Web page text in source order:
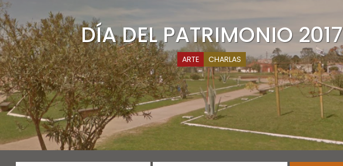
DÍA DEL PATRIMONIO 2017
ARTE CHARLAS